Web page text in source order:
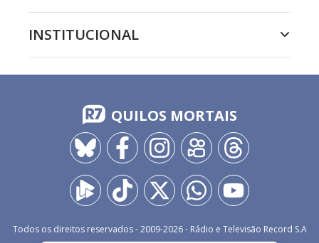
INSTITUCIONAL
QUILOS MORTAIS
Todos os direitos reservados - 2009-2026- Rádio e Televisão Record S.A